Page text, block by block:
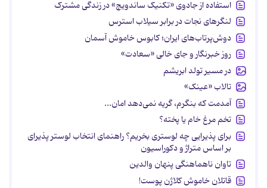
استفاده از جادوی «تکنیک ساندویچ» در زندگی مشترک
لنگرهای نجات در برابر سیلاب استرس
دوش‌پرتاب‌های ایران؛ کابوس خاموش آسمان
روز خبرنگار و جای خالی «سعادت»
در مسیر تولد ابریشم
تالاب «عینک»
آمدمت که بنگرم، گریه نمی‌دهد امان...
تخم مرغ خام یا پخته؟
برای پذیرایی چه لوستری بخریم؟ راهنمای انتخاب لوستر پذیرای
بر اساس متراژ و دکوراسیون
تاوان ناهماهنگی پنهان والدین
قاتلان خاموش کلاژن پوست!